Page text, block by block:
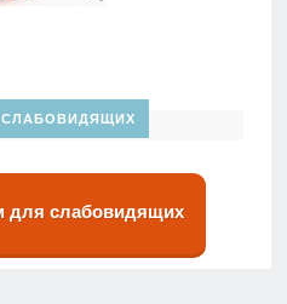
для слабовидящих